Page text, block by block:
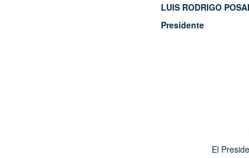
LUIS RODRIGO
El